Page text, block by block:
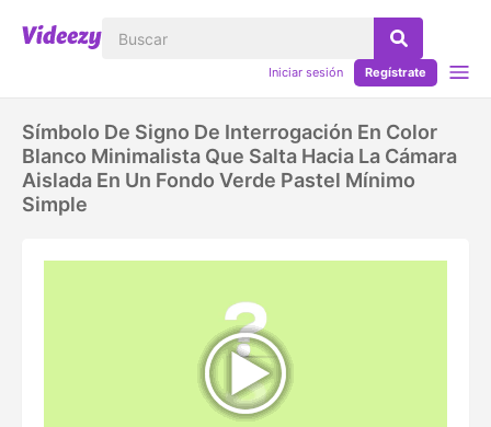
Iniciar sesión Regístrate
Símbolo De Signo De Interrogación En Color
Blanco Minimalista Que Salta Hacia La Cámara
Aislada En Un Fondo Verde Pastel Mínimo
Simple